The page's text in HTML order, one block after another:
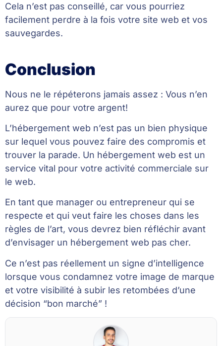
Cela n’est pas conseillé, car vous pourriez
facilement perdre à la fois votre site web et vos
sauvegardes.
Conclusion
Nous ne le répéterons jamais assez : Vous n’en
aurez que pour votre argent!
L’hébergement web n’est pas un bien physique
sur lequel vous pouvez faire des compromis et
trouver la parade. Un hébergement web est un
service vital pour votre activité commerciale sur
le web.
En tant que manager ou entrepreneur qui se
respecte et qui veut faire les choses dans les
règles de l’art, vous devrez bien réfléchir avant
d’envisager un hébergement web pas cher.
Ce n’est pas réellement un signe d’intelligence
lorsque vous condamnez votre image de marque
et votre visibilité à subir les retombées d’une
décision “bon marché” !